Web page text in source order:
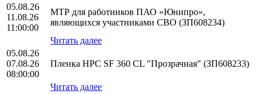
05.08.26
11.08.26
11:00:00
МТР для работников ПАО «Юнипро»,
являющихся участниками СВО (ЗП608234)
Читать далее
05.08.26
07.08.26
08:00:00
Пленка HPС SF 360 CL "Прозрачная" (ЗП608233)
Читать далее